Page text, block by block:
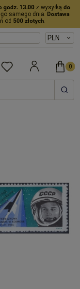
godz. 13.00z wysyłką do
samego dnia. Dostawa
od 500 złotych.